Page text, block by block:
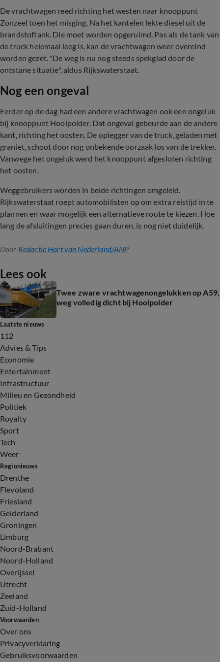
De vrachtwagen reed richting het westen naar knooppunt
Zonzeel toen het misging. Na het kantelen lekte diesel uit de
brandstoftank. Die moet worden opgeruimd. Pas als de tank van
de truck helemaal leeg is, kan de vrachtwagen weer overeind
worden gezet. "De weg is nu nog steeds spekglad door de
ontstane situatie", aldus Rijkswaterstaat.
Nog een ongeval
Eerder op de dag had een andere vrachtwagen ook een ongeluk
bij knooppunt Hooipolder. Dat ongeval gebeurde aan de andere
kant, richting het oosten. De oplegger van de truck, geladen met
graniet, schoot door nog onbekende oorzaak los van de trekker.
Vanwege het ongeluk werd het knooppunt afgesloten richting
het oosten.
Weggebruikers worden in beide richtingen omgeleid.
Rijkswaterstaat roept automobilisten op om extra reistijd in te
plannen en waar mogelijk een alternatieve route te kiezen. Hoe
lang de afsluitingen precies gaan duren, is nog niet duidelijk.
Door Redactie Hart van Nederland/ANP
Lees ook
Twee zware vrachtwagenongelukken op A59,
weg volledig dicht bij Hooipolder
Laatste nieuws
112
Advies & Tips
Economie
Entertainment
Infrastructuur
Milieu en Gezondheid
Politiek
Royalty
Sport
Tech
Weer
Regionieuws
Drenthe
Flevoland
Friesland
Gelderland
Groningen
Limburg
Noord-Brabant
Noord-Holland
Overijssel
Utrecht
Zeeland
Zuid-Holland
Voorwaarden
Over ons
Privacyverklaring
Gebruiksvoorwaarden